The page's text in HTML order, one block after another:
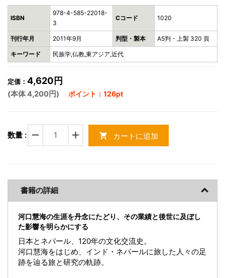
ISBN
978-4-585-22018-
3
Cコード 1020
刊行年月 2011年9月 判型・製本 A5判・上製 320 頁
キーワード 民族学,仏教,東アジア,近代
定価： 4,620円
(本体 4,200円) ポイント：126pt
数量 : remove add shopping_cart カートに追加
書籍の詳細
河口慧海の生涯を丹念にたどり、その業績と後世に及ぼし
た影響を明らかにする
日本とネパール、120年の文化交流史。
河口慧海をはじめ、インド・ネパールに旅した人々の足
跡を辿る旅と研究の軌跡。